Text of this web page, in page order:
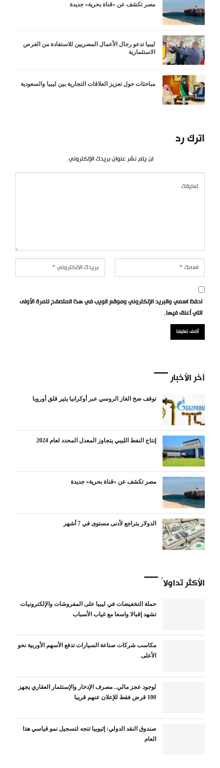
مصر تكشف عن «قناة بحرية» جديدة
ليبيا تدعو رجال الأعمال المصريين للاستفادة من الفرص
الاستثمارية
مباحثات حول تعزيز العلاقات التجارية بين ليبيا والسعودية
اترك رد
لن يتم نشر عنوان بريدك الإلكتروني.
احفظ اسمي والبريد الإلكتروني وموقع الويب في هذا المتصفح للمرة الأولى
التي أعلق فيها.
آخر الأخبار
توقف ضخ الغاز الروسي عبر أوكرانيا يثير قلق أوروبا
إنتاج النفط الليبي يتجاوز المعدل المحدد لعام 2024
مصر تكشف عن «قناة بحرية» جديدة
الدولار يتراجع لأدنى مستوى في 7 أشهر
الأكثر تداولاً
حملة التخفيضات في ليبيا على المفروشات والإلكترونيات
تشهد إقبالا واسعا مع غياب الأسباب
مكاسب شركات صناعة السيارات تدفع الأسهم الأوربية نحو
الأعلى
لوجود عجز مالي.. مصرف الإدخار والإستثمار العقاري يجهز
100 قرض فقط للإعلان عنهم قريبا
صندوق النقد الدولي: إثيوبيا تتجه لتسجيل نمو قياسي هذا
العام